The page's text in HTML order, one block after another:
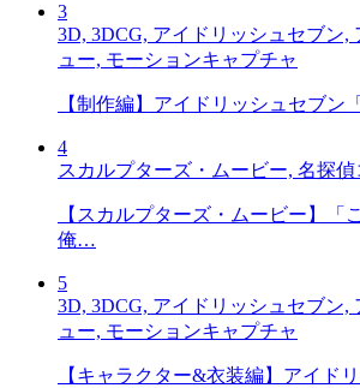
3
3D, 3DCG, アイドリッシュセブン,
ュー, モーションキャプチャ
【制作編】アイドリッシュセブ
4
スカルプターズ・ムービー, 名探偵
【スカルプターズ・ムービー】「
俺…
5
3D, 3DCG, アイドリッシュセブン,
ュー, モーションキャプチャ
【キャラクター&衣装編】アイド